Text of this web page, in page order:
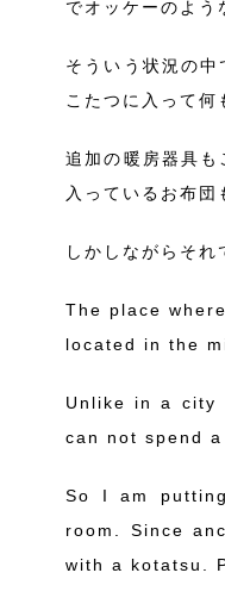
でオッケーのよう
そういう状況の
こたつに入って
追加の暖房器具
入っているお布
しかしながらそ
The place
located in the
Unlike in a city
can not spend
So I am
room. Since
with a kotatsu.